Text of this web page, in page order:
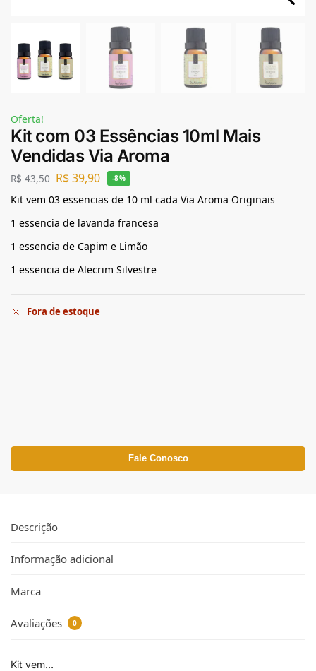
Oferta!
Kit com 03 Essências 10ml Mais
Vendidas Via Aroma
R$43,50 R$39,90 -8%
Kit vem 03 essencias de 10 ml cada Via Aroma Originais
1 essencia de lavanda francesa
1 essencia de Capim e Limão
1 essencia de Alecrim Silvestre
Fora de estoque
Fale Conosco
Descrição
Informação adicional
Marca
Avaliações 0
Kit vem…